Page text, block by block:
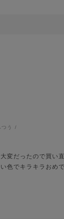
つう
変だったので買
色でキラキラお